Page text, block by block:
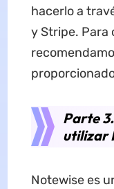
hacerlo a
y Stripe. Para
Parte
utilizar
Notewise es